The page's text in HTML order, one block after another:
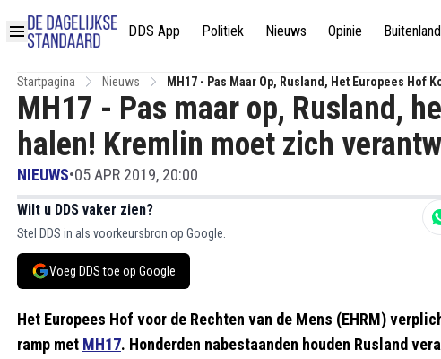
DDS App Politiek Nieuws Opinie Buitenland
Startpagina Nieuws
MH17 - Pas Maar Op, Rusland, Het Europees
Hof
MH17 - Pas maar op, Rusland,
halen! Kremlin moet zich
NIEUWS•05 APR 2019, 20:00
Wilt u DDS vaker zien?
Stel DDS in als voorkeursbron op Google.
Voeg DDS toe op Google
Het Europees Hof voor de Rechten van de Mens (EHRM)
ramp met MH17. Honderden nabestaanden houden Rusland